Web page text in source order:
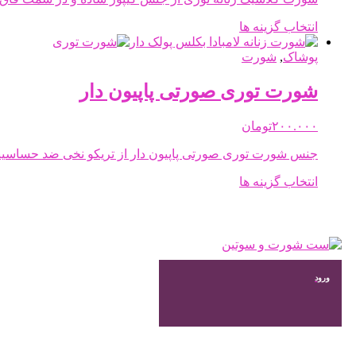
ممکن
در
صفحه
شوند
انتخاب گزینه ها
محصول
مختلفی
می
ممکن
در
شوند
پوشاک, شورت
شورت توری صورتی پاپیون دار
۲۰۰.۰۰۰تومان
جنس شورت توری صورتی پاپیون دار از تریکو نخی ضد
انتخاب گزینه ها
مختلفی
می
ورود